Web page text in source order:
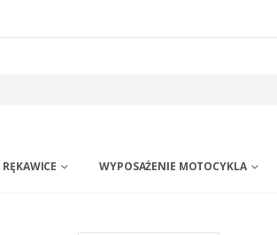
RĘKAWICE WYPOSAŻENIE MOTOCYKLA